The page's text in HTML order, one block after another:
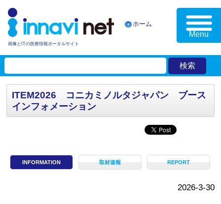
画像とITの医療情報ポータルサイト
ホーム
Menu
ITEM2026 コニカミノルタジャパン ブース
インフォメーション
INFORMATION 取材速報 REPORT
2026-3-30